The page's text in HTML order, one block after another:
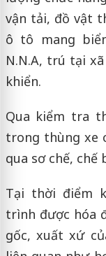
vận tải, đồ vật
ô tô mang
N.N.A, trú tại
khiển.
Qua kiểm tra
trong thùng xe
qua sơ chế, chế
Tại thời điểm
trình được hóa
gốc, xuất xứ